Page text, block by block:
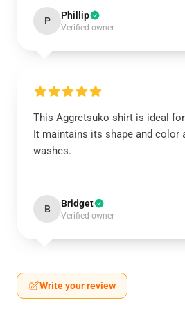
P Phillip
Verified owner
This Aggretsuko shirt is ideal
It maintains its shape and color
washes.
B Bridget
Verified owner
Write your review